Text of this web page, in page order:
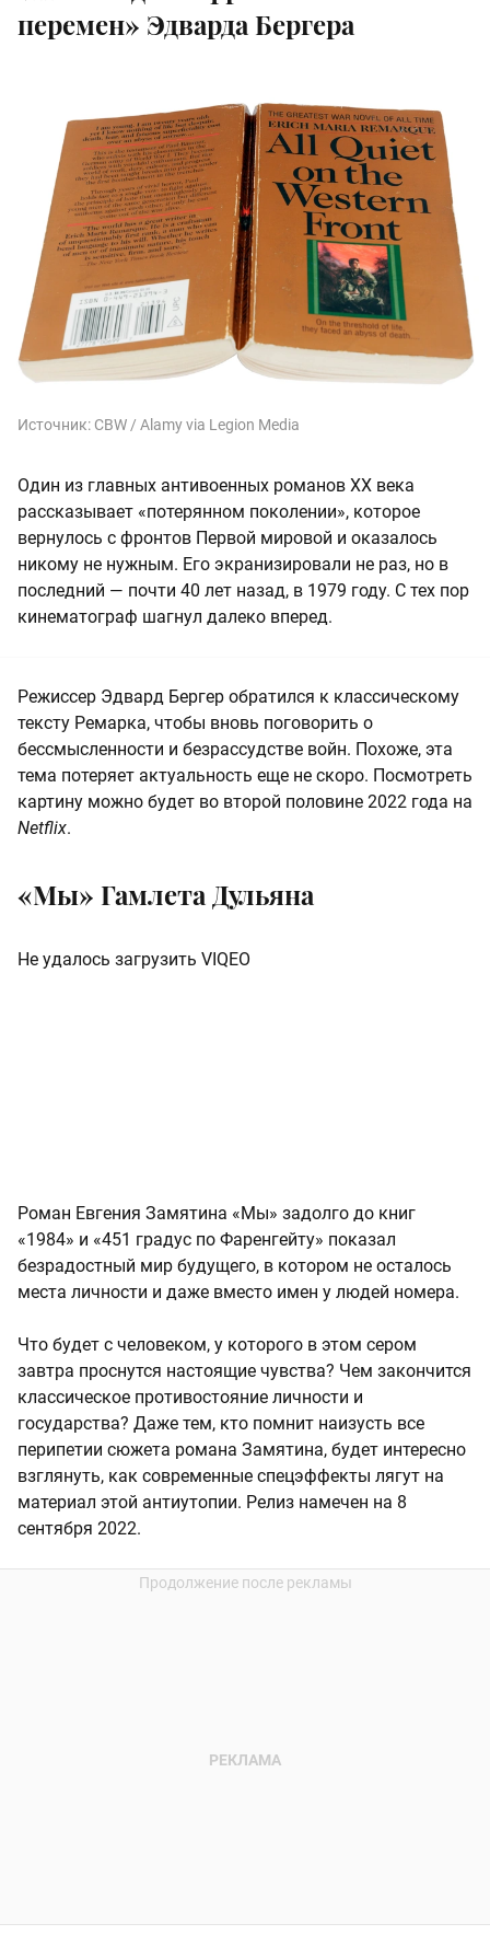
перемен» Эдварда Бергера
Источник: CBW / Alamy via Legion Media
Один из главных антивоенных романов XX века
рассказывает «потерянном поколении», которое
вернулось с фронтов Первой мировой и оказалось
никому не нужным. Его экранизировали не раз, но в
последний — почти 40 лет назад, в 1979 году. С тех пор
кинематограф шагнул далеко вперед.
Режиссер Эдвард Бергер обратился к классическому
тексту Ремарка, чтобы вновь поговорить о
бессмысленности и безрассудстве войн. Похоже, эта
тема потеряет актуальность еще не скоро. Посмотреть
картину можно будет во второй половине 2022 года на
Netflix.
«Мы» Гамлета Дульяна
Не удалось загрузить VIQEO
Роман Евгения Замятина «Мы» задолго до книг
«1984» и «451 градус по Фаренгейту» показал
безрадостный мир будущего, в котором не осталось
места личности и даже вместо имен у людей номера.
Что будет с человеком, у которого в этом сером
завтра проснутся настоящие чувства? Чем закончится
классическое противостояние личности и
государства? Даже тем, кто помнит наизусть все
перипетии сюжета романа Замятина, будет интересно
взглянуть, как современные спецэффекты лягут на
материал этой антиутопии. Релиз намечен на 8
сентября 2022.